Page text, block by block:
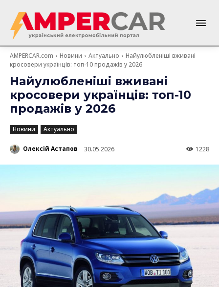
AMPERCAR.com Новини Актуально
Найулюбленіші вживані
кросовери українців: топ-10 продажів у 2026
Найулюбленіші вживані
кросовери українців: топ-10
продажів у 2026
Новини Актуально
Олексій Астапов 30.05.2026 1228